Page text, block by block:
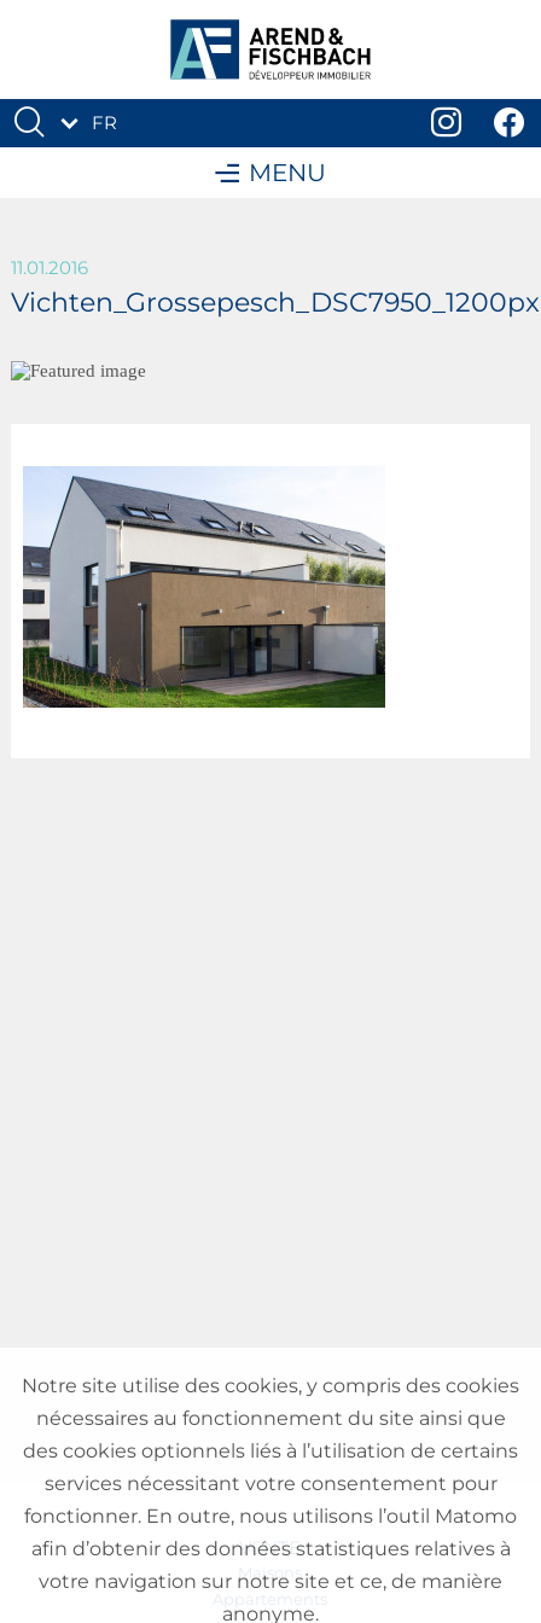
FR
MENU
11.01.2016
Vichten_Grossepesch_DSC7950_1200px
VENTE
Maisons
Appartements
Notre site utilise des cookies, y compris des cookies
nécessaires au fonctionnement du site ainsi que
des cookies optionnels liés à l’utilisation de certains
services nécessitant votre consentement pour
fonctionner. En outre, nous utilisons l’outil Matomo
afin d’obtenir des données statistiques relatives à
votre navigation sur notre site et ce, de manière
anonyme.